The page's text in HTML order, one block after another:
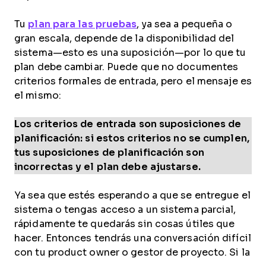
Tu plan para las pruebas, ya sea a pequeña o
gran escala, depende de la disponibilidad del
sistema—esto es una suposición—por lo que tu
plan debe cambiar. Puede que no documentes
criterios formales de entrada, pero el mensaje es
el mismo:
Los criterios de entrada son suposiciones de
planificación: si estos criterios no se cumplen,
tus suposiciones de planificación son
incorrectas y el plan debe ajustarse.
Ya sea que estés esperando a que se entregue el
sistema o tengas acceso a un sistema parcial,
rápidamente te quedarás sin cosas útiles que
hacer. Entonces tendrás una conversación difícil
con tu product owner o gestor de proyecto. Si la